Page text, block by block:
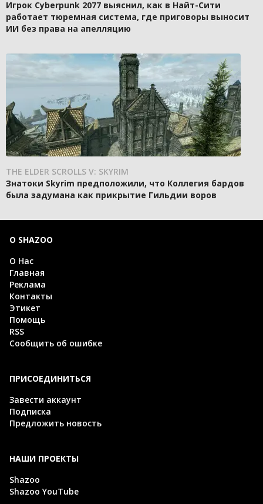
Игрок Cyberpunk 2077 выяснил, как в Найт-Сити
работает тюремная система, где приговоры выносит
ИИ без права на апелляцию
THE ELDER SCROLLS V: SKYRIM
Знатоки Skyrim предположили, что Коллегия бардов
была задумана как прикрытие Гильдии воров
О SHAZOO
О Нас
Главная
Реклама
Контакты
Этикет
Помощь
RSS
Сообщить об ошибке
ПРИСОЕДИНИТЬСЯ
Завести аккаунт
Подписка
Предложить новость
НАШИ ПРОЕКТЫ
Shazoo
Shazoo YouTube